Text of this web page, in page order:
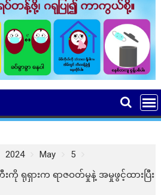
2024 May
5
ရုရှားက ရာဇဝတ်မှုနဲ့ အမှုဖွင့်ထားပြီး